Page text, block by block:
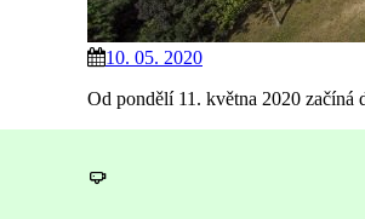
10. 05. 2020
Od pondělí 11. května 2020